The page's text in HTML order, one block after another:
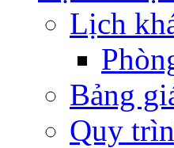
Lịch
Bảng
Quy